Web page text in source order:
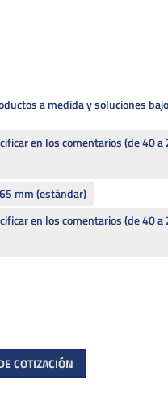
a medida y soluciones
en los comentarios (de 40 a
mm (estándar)
en los comentarios (de 40 a
COTIZACIÓN